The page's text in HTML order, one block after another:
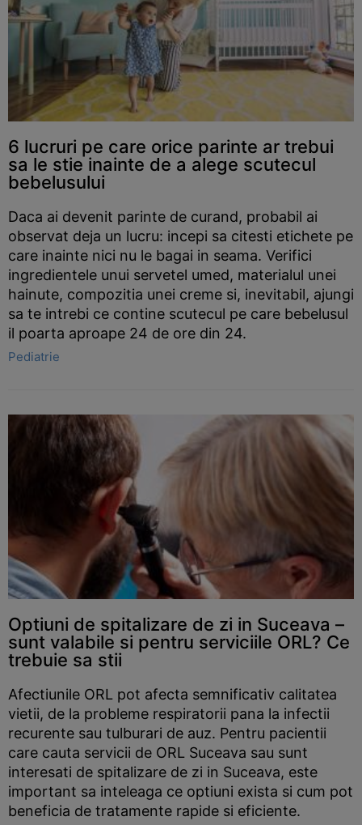
6 lucruri pe care orice parinte ar trebui
sa le stie inainte de a alege scutecul
bebelusului
Daca ai devenit parinte de curand, probabil ai
observat deja un lucru: incepi sa citesti etichete pe
care inainte nici nu le bagai in seama. Verifici
ingredientele unui servetel umed, materialul unei
hainute, compozitia unei creme si, inevitabil, ajungi
sa te intrebi ce contine scutecul pe care bebelusul
il poarta aproape 24 de ore din 24.
Pediatrie
Optiuni de spitalizare de zi in Suceava –
sunt valabile si pentru serviciile ORL? Ce
trebuie sa stii
Afectiunile ORL pot afecta semnificativ calitatea
vietii, de la probleme respiratorii pana la infectii
recurente sau tulburari de auz. Pentru pacientii
care cauta servicii de ORL Suceava sau sunt
interesati de spitalizare de zi in Suceava, este
important sa inteleaga ce optiuni exista si cum pot
beneficia de tratamente rapide si eficiente.